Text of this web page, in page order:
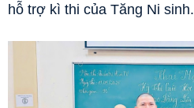
hỗ trợ kì thi của Tăng Ni sinh.